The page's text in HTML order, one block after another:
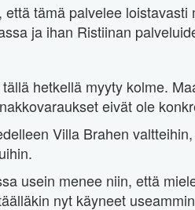
että tämä palvelee
ja ihan Ristiinan
hetkellä myyty kolme.
eivät ole
Villa Brahen
usein menee niin, että
nyt käyneet